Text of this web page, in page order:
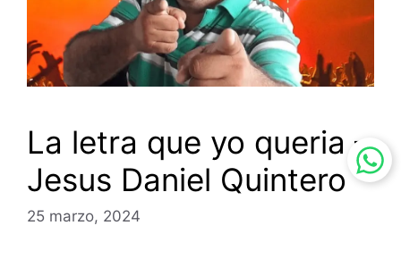
La letra que yo queria –
Jesus Daniel Quintero
25 marzo, 2024